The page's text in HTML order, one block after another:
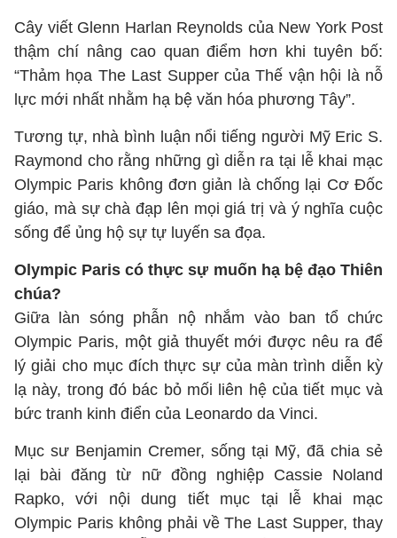
Cây viết Glenn Harlan Reynolds của New York Post
thậm chí nâng cao quan điểm hơn khi tuyên bố:
“Thảm họa The Last Supper của Thế vận hội là nỗ
lực mới nhất nhằm hạ bệ văn hóa phương Tây”.
Tương tự, nhà bình luận nổi tiếng người Mỹ Eric S.
Raymond cho rằng những gì diễn ra tại lễ khai mạc
Olympic Paris không đơn giản là chống lại Cơ Đốc
giáo, mà sự chà đạp lên mọi giá trị và ý nghĩa cuộc
sống để ủng hộ sự tự luyến sa đọa.
Olympic Paris có thực sự muốn hạ bệ đạo Thiên
chúa?
Giữa làn sóng phẫn nộ nhắm vào ban tổ chức
Olympic Paris, một giả thuyết mới được nêu ra để
lý giải cho mục đích thực sự của màn trình diễn kỳ
lạ này, trong đó bác bỏ mối liên hệ của tiết mục và
bức tranh kinh điển của Leonardo da Vinci.
Mục sư Benjamin Cremer, sống tại Mỹ, đã chia sẻ
lại bài đăng từ nữ đồng nghiệp Cassie Noland
Rapko, với nội dung tiết mục tại lễ khai mạc
Olympic Paris không phải về The Last Supper, thay